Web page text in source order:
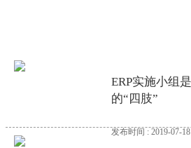
ERP实施小组
的“四肢”
发布时间 : 2019-07-18